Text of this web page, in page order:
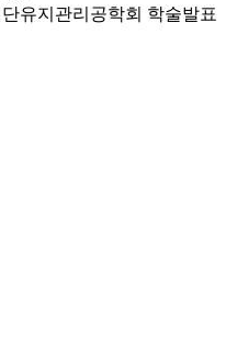
유지관리공학회 학술발표